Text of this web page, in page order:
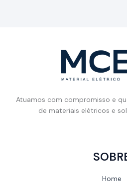
Atuamos com compromisso e
de materiais elétricos e
Home